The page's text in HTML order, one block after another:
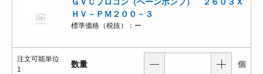
ＨＶ－ＰＭ２００－３
標準価格（税抜）： ー
注文可能単位
1
数量 個